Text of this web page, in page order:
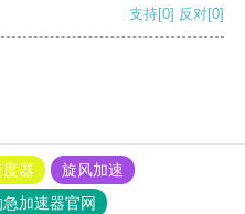
支持[0] 反对[0]
器
旋风加速
急加速器官网